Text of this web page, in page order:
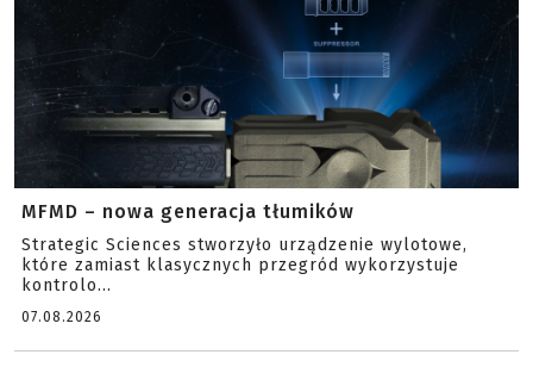
MFMD – nowa generacja tłumików
Strategic Sciences stworzyło urządzenie wylotowe,
które zamiast klasycznych przegród wykorzystuje
kontrolo...
07.08.2026